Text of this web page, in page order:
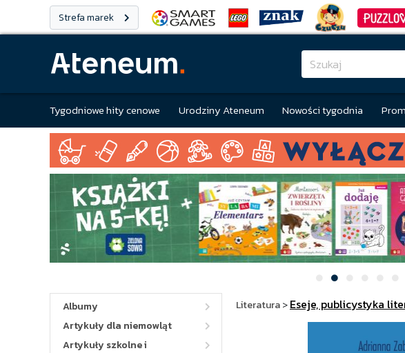
Strefa marek
Tygodniowe hity cenowe Urodziny Ateneum Nowości tygodnia
Albumy
Artykuły dla niemowląt
Artykuły szkolne i
Literatura>Eseje, publicystyka